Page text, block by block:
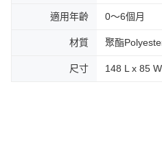
適用年齡 0～6個月
材質 聚酯
尺寸 148 L x 85